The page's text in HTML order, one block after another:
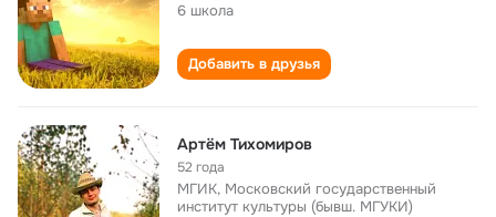
6 школа
Добавить в друзья
Артём Тихомиров
52 года
МГИК, Московский государственный
институт культуры (бывш. МГУКИ)